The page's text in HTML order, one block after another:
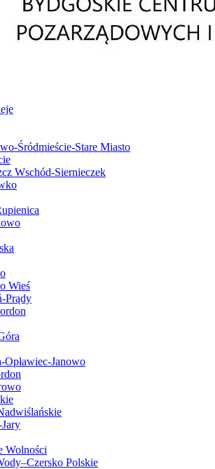
Śródmieście-Stare Miasto
Wschód-Siernieczek
Wieś
Prądy
Opławiec-Janowo
Wolności
Polskie